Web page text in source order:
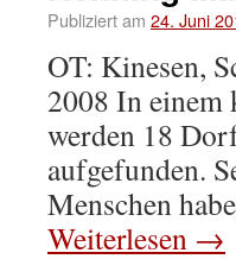
Publiziert am 24. Juni
OT: Kinesen,
2008 In einem
werden 18
aufgefunden.
Menschen
Weiterlesen →